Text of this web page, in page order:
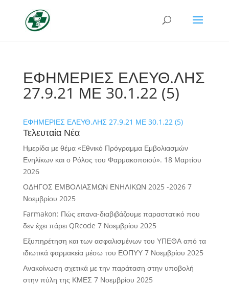
ΕΦΗΜΕΡΙΕΣ ΕΛΕΥΘ.ΛΗΣ
27.9.21 ΜΕ 30.1.22 (5)
ΕΦΗΜΕΡΙΕΣ ΕΛΕΥΘ.ΛΗΣ 27.9.21 ΜΕ 30.1.22 (5)
Τελευταία Νέα
Ημερίδα με θέμα «Εθνικό Πρόγραμμα Εμβολιασμών
Ενηλίκων και ο Ρόλος του Φαρμακοποιού». 18 Μαρτίου
2026
ΟΔΗΓΟΣ ΕΜΒΟΛΙΑΣΜΩΝ ΕΝΗΛΙΚΩΝ 2025 -2026 7
Νοεμβρίου 2025
Farmakon: Πώς επανα-διαβιβάζουμε παραστατικό που
δεν έχει πάρει QRcode 7 Νοεμβρίου 2025
Εξυπηρέτηση και των ασφαλισμένων του ΥΠΕΘΑ από τα
ιδιωτικά φαρμακεία μέσω του ΕΟΠΥΥ 7 Νοεμβρίου 2025
Ανακοίνωση σχετικά με την παράταση στην υποβολή
στην πύλη της ΚΜΕΣ 7 Νοεμβρίου 2025